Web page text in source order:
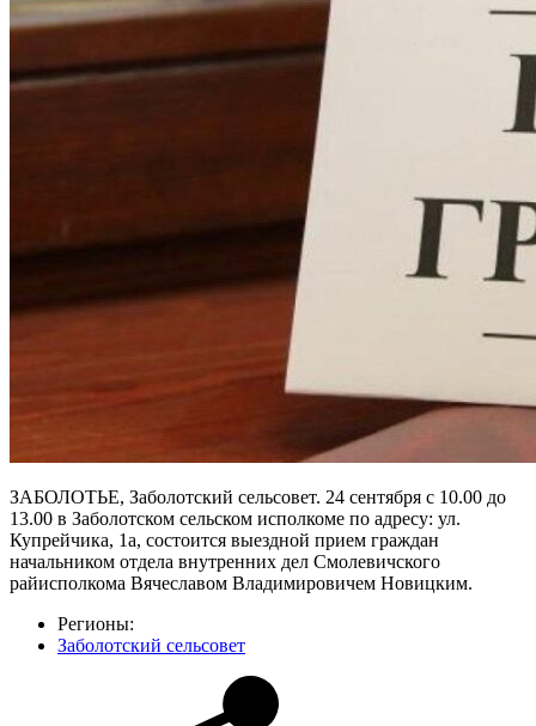
ЗАБОЛОТЬЕ, Заболотский сельсовет. 24 сентября с 10.00 до
13.00 в Заболотском сельском исполкоме по адресу: ул.
Купрейчика, 1а, состоится выездной прием граждан
начальником отдела внутренних дел Смолевичского
райисполкома Вячеславом Владимировичем Новицким.
Регионы:
Заболотский сельсовет